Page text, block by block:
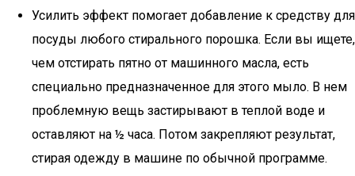
Усилить эффект помогает добавление к средству для
посуды любого стирального порошка. Если вы ищете,
чем отстирать пятно от машинного масла, есть
специально предназначенное для этого мыло. В нем
проблемную вещь застирывают в теплой воде и
оставляют на ½ часа. Потом закрепляют результат,
стирая одежду в машине по обычной программе.